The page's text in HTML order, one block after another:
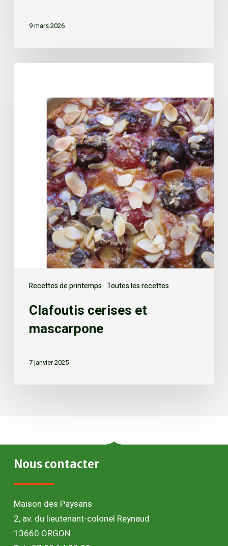
9 mars 2026
Recettes de printemps Toutes les recettes
Clafoutis cerises et
mascarpone
7 janvier 2025
Nouscontacter
Maison des Paysans
2, av. du lieutenant-colonel Reynaud
13660 ORGON